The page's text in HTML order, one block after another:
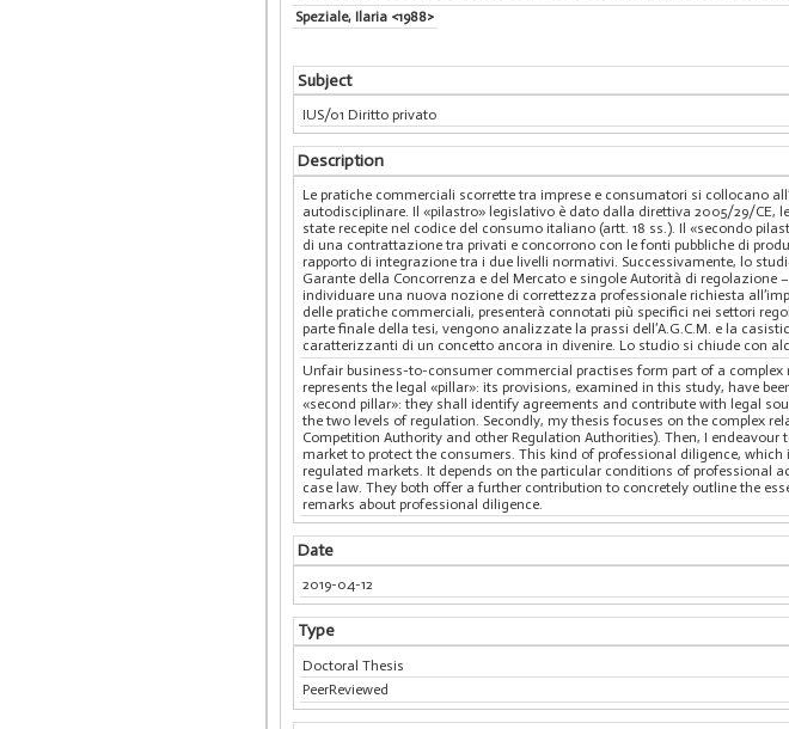
Speziale, Ilaria <1988>
Subject
IUS/01 Diritto privato
Description
Le pratiche commerciali scorrette tra imprese e consumatori si collocano
autodisciplinare. Il «pilastro» legislativo è dato dalla direttiva 2005/29/CE,
state recepite nel codice del consumo italiano (artt. 18 ss.). Il «secondo
di una contrattazione tra privati e concorrono con le fonti pubbliche di
rapporto di integrazione tra i due livelli normativi. Successivamente, lo
Garante della Concorrenza e del Mercato e singole Autorità di
individuare una nuova nozione di correttezza professionale richiesta
delle pratiche commerciali, presenterà connotati più specifici nei settori
parte finale della tesi, vengono analizzate la prassi dell’A.G.C.M. e la
caratterizzanti di un concetto ancora in divenire. Lo studio si chiude con
Unfair business-to-consumer commercial practises form part of a
represents the legal «pillar»: its provisions, examined in this study, have
«second pillar»: they shall identify agreements and contribute with legal
the two levels of regulation. Secondly, my thesis focuses on the complex
Competition Authority and other Regulation Authorities). Then, I
market to protect the consumers. This kind of professional diligence,
regulated markets. It depends on the particular conditions of professional
case law. They both offer a further contribution to concretely outline the
remarks about professional diligence.
Date
2019-04-12
Type
Doctoral Thesis
PeerReviewed